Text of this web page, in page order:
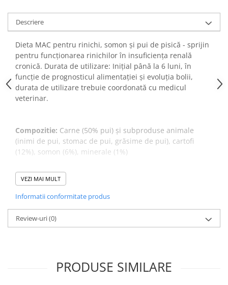
Descriere
Dieta MAC pentru rinichi, somon și pui de pisică - sprijin
pentru funcționarea rinichilor în insuficiența renală
cronică. Durata de utilizare: Inițial până la 6 luni, în
funcție de prognosticul alimentației și evoluția bolii,
durata de utilizare trebuie coordonată cu medicul
veterinar.
Compozitie: Carne (50% pui) și subproduse animale
(inimi de pui, stomac de pui, grăsime de pui), cartofi
(12%), somon (6%), minerale (1%)
Importator si Distribuitor: Petexpress Retail S.R.L., Soseaua
Cernica 1C, Pantelimon, Ilfov, Tel: 0770 757 774, CO: RO-
VEZI MAI MULT
Informatii conformitate produs
Review-uri(0)
PRODUSE SIMILARE